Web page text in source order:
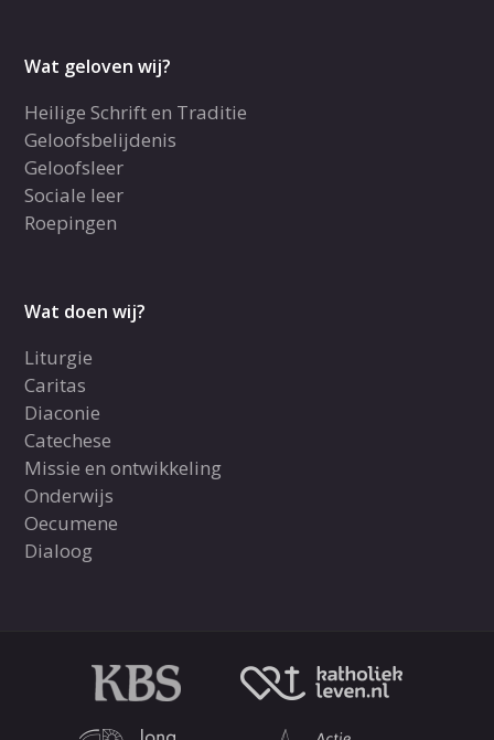
Wat geloven wij?
Heilige Schrift en Traditie
Geloofsbelijdenis
Geloofsleer
Sociale leer
Roepingen
Wat doen wij?
Liturgie
Caritas
Diaconie
Catechese
Missie en ontwikkeling
Onderwijs
Oecumene
Dialoog